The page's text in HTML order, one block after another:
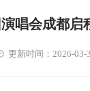
唱会成都启
更新时间：2026-03-